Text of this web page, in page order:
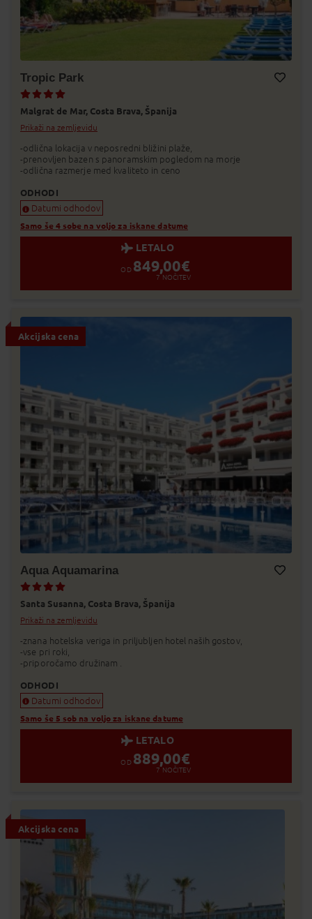
Tropic Park
Malgrat de Mar, Costa Brava, Španija
Prikaži na zemljevidu
-odlična lokacija v neposredni bližini plaže,
-prenovljen bazen s panoramskim pogledom na morje
-odlična razmerje med kvaliteto in ceno
ODHODI
Datumi odhodov
Samo še 4 sobe na voljo za iskane datume
LETALO
OD 849,00€
7 NOČITEV
Akcijska cena
Aqua Aquamarina
Santa Susanna, Costa Brava, Španija
Prikaži na zemljevidu
-znana hotelska veriga in priljubljen hotel naših gostov,
-vse pri roki,
-priporočamo družinam .
ODHODI
Datumi odhodov
Samo še 5 sob na voljo za iskane datume
LETALO
OD 889,00€
7 NOČITEV
Akcijska cena